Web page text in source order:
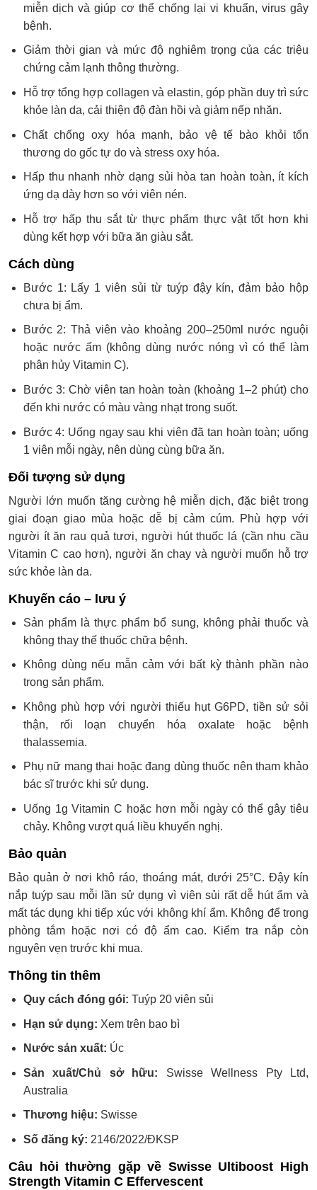
miễn dịch và giúp cơ thể chống lại vi khuẩn, virus gây
bệnh.
Giảm thời gian và mức độ nghiêm trọng của các triệu
chứng cảm lạnh thông thường.
Hỗ trợ tổng hợp collagen và elastin, góp phần duy trì sức
khỏe làn da, cải thiện độ đàn hồi và giảm nếp nhăn.
Chất chống oxy hóa mạnh, bảo vệ tế bào khỏi tổn
thương do gốc tự do và stress oxy hóa.
Hấp thu nhanh nhờ dạng sủi hòa tan hoàn toàn, ít kích
ứng dạ dày hơn so với viên nén.
Hỗ trợ hấp thu sắt từ thực phẩm thực vật tốt hơn khi
dùng kết hợp với bữa ăn giàu sắt.
Cách dùng
Bước 1: Lấy 1 viên sủi từ tuýp đậy kín, đảm bảo hộp
chưa bị ẩm.
Bước 2: Thả viên vào khoảng 200–250ml nước nguội
hoặc nước ấm (không dùng nước nóng vì có thể làm
phân hủy Vitamin C).
Bước 3: Chờ viên tan hoàn toàn (khoảng 1–2 phút) cho
đến khi nước có màu vàng nhạt trong suốt.
Bước 4: Uống ngay sau khi viên đã tan hoàn toàn; uống
1 viên mỗi ngày, nên dùng cùng bữa ăn.
Đối tượng sử dụng
Người lớn muốn tăng cường hệ miễn dịch, đặc biệt trong
giai đoạn giao mùa hoặc dễ bị cảm cúm. Phù hợp với
người ít ăn rau quả tươi, người hút thuốc lá (cần nhu cầu
Vitamin C cao hơn), người ăn chay và người muốn hỗ trợ
sức khỏe làn da.
Khuyến cáo – lưu ý
Sản phẩm là thực phẩm bổ sung, không phải thuốc và
không thay thế thuốc chữa bệnh.
Không dùng nếu mẫn cảm với bất kỳ thành phần nào
trong sản phẩm.
Không phù hợp với người thiếu hụt G6PD, tiền sử sỏi
thận, rối loạn chuyển hóa oxalate hoặc bệnh
thalassemia.
Phụ nữ mang thai hoặc đang dùng thuốc nên tham khảo
bác sĩ trước khi sử dụng.
Uống 1g Vitamin C hoặc hơn mỗi ngày có thể gây tiêu
chảy. Không vượt quá liều khuyến nghị.
Bảo quản
Bảo quản ở nơi khô ráo, thoáng mát, dưới 25°C. Đậy kín
nắp tuýp sau mỗi lần sử dụng vì viên sủi rất dễ hút ẩm và
mất tác dụng khi tiếp xúc với không khí ẩm. Không để trong
phòng tắm hoặc nơi có độ ẩm cao. Kiểm tra nắp còn
nguyên vẹn trước khi mua.
Thông tin thêm
Quy cách đóng gói: Tuýp 20 viên sủi
Hạn sử dụng: Xem trên bao bì
Nước sản xuất: Úc
Sản xuất/Chủ sở hữu: Swisse Wellness Pty Ltd,
Australia
Thương hiệu: Swisse
Số đăng ký: 2146/2022/ĐKSP
Câu hỏi thường gặp về Swisse Ultiboost High
Strength Vitamin C Effervescent